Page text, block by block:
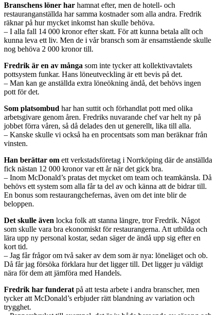
Branschens löner har hamnat efter, men de hotell- och
restauranganställda har samma kostnader som alla andra. Fredrik
räknar på hur mycket inkomst han skulle behöva.
– I alla fall 14 000 kronor efter skatt. För att kunna betala allt och
kunna leva ett liv. Men de i vår bransch som är ensamstående skulle
nog behöva 2 000 kronor till.
Fredrik är en av många som inte tycker att kollektivavtalets
pottsystem funkar. Hans löneutveckling är ett bevis på det.
– Man kan ge anställda extra löneökning ändå, det behövs ingen
pott för det.
Som platsombud har han suttit och förhandlat pott med olika
arbetsgivare genom åren. Fredriks nuvarande chef var helt ny på
jobbet förra våren, så då delades den ut generellt, lika till alla.
– Kanske skulle vi också ha en procentsats som man beräknar från
vinsten.
Han berättar om ett verkstadsföretag i Norrköping där de anställda
fick nästan 12 000 kronor var ett år när det gick bra.
– Inom McDonald’s pratas det mycket om team och teamkänsla. Då
behövs ett system som alla får ta del av och känna att de bidrar till.
En bonus som restaurang­chefernas, även om det inte blir de
beloppen.
Det skulle även locka folk att stanna längre, tror Fredrik. Något
som skulle vara bra ekonomiskt för restaurangerna. Att utbilda och
lära upp ny personal kostar, sedan säger de ändå upp sig efter en
kort tid.
– Jag får frågor om två saker av dem som är nya: löneläget och ob.
Då får jag försöka förklara hur det ligger till. Det ligger ju väldigt
nära för dem att jämföra med Handels.
Fredrik har funderat på att testa ­arbete i andra branscher, men
tycker att McDonald’s erbjuder rätt blandning av ­variation och
trygghet.